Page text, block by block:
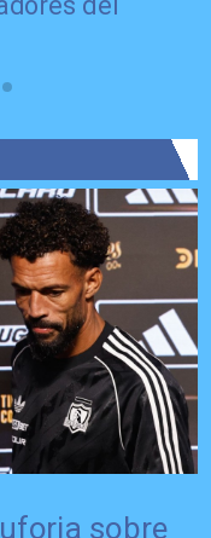
sobre